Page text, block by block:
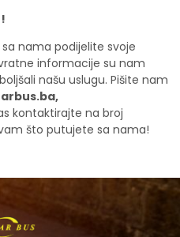
nama podijelite svoje
informacije su nam
našu uslugu. Pišite nam
,
kontaktirajte na broj
što putujete sa nama!